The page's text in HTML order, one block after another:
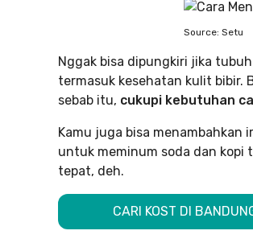
Source: Setu
Nggak bisa dipungkiri jika
termasuk kesehatan kulit bibir.
sebab itu, cukupi kebutuhan
Kamu juga bisa menambahkan
untuk meminum soda dan kopi
tepat, deh.
CARI KOST DI